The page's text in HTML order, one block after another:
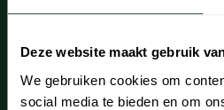
Deze website maakt gebruik
We gebruiken cookies om
social media te bieden en om
Hillegom
Leiderdorp
Lisse